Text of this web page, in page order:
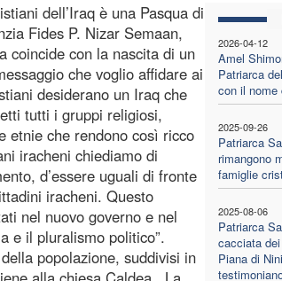
2026-04-12
Amel
Patriarca
con il nome
2025-09-26
Patriarca
rimangono
famiglie
2025-08-06
Patriarca
cacciata
Piana di
dell’Iraq è una Pasqua di
Fides P. Nizar Semaan,
coincide con la nascita di un
che voglio affidare ai
desiderano un Iraq che
tutti i gruppi religiosi,
etnie che rendono così ricco
iracheni chiediamo di
d’essere uguali di fronte
iracheni. Questo
nel nuovo governo e nel
e il pluralismo politico”.
popolazione, suddivisi in